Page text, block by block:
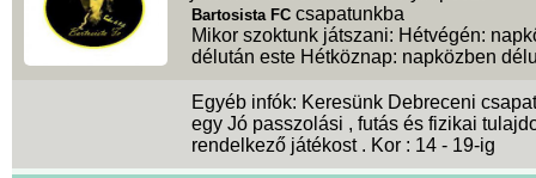
Bartosista FC csapatunkba
Mikor szoktunk játszani: Hétvégén:
délután este Hétköznap: napközben
Egyéb infók: Keresünk Debreceni
egy Jó passzolási , futás és fizikai
rendelkező játékost . Kor : 14 - 19-ig